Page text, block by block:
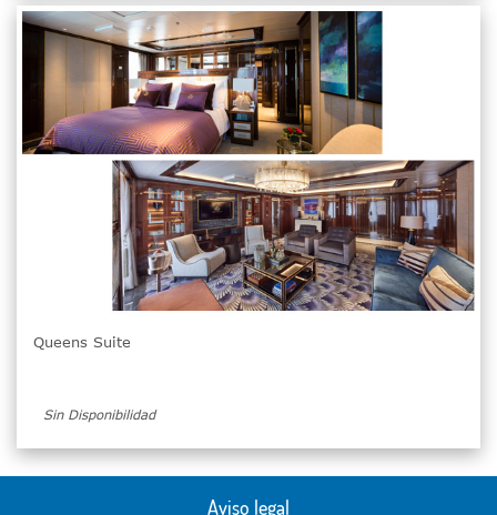
Queens Suite
Sin Disponibilidad
Aviso legal